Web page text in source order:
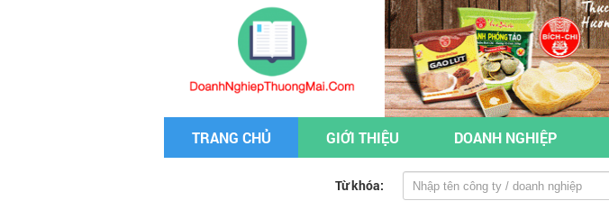
TRANG CHỦ GIỚI THIỆU DOANH NGHIỆP
Từ khóa: